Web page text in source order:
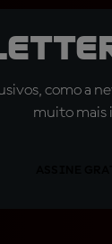
como a
muito mais